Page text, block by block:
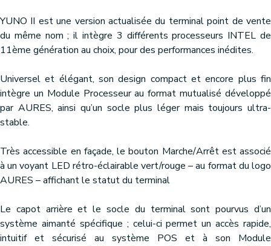
YUNO II est une version actualisée du terminal point de vente
du même nom ; il intègre 3 différents processeurs INTEL de
11ème génération au choix, pour des performances inédites.
Universel et élégant, son design compact et encore plus fin
intègre un Module Processeur au format mutualisé développé
par AURES, ainsi qu’un socle plus léger mais toujours ultra-
stable.
Très accessible en façade, le bouton Marche/Arrêt est associé
à un voyant LED rétro-éclairable vert/rouge – au format du logo
AURES – affichant le statut du terminal
Le capot arrière et le socle du terminal sont pourvus d’un
système aimanté spécifique ; celui-ci permet un accès rapide,
intuitif et sécurisé au système POS et à son Module